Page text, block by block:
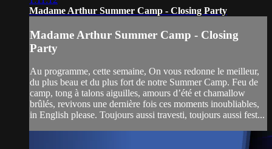
Madame Arthur Summer Camp - Closing Party
Madame Arthur Summer Camp - Closing
Party
Au programme, cette semaine, On vous redonne le meilleur,
du plus beau et du plus fort de notre Summer Camp. Feu de
camp, tong à talons aiguilles, amours d’été et chamallow
brûlés, revivons une dernière fois ces moments inoubliables,
in English please. Toujours aussi travesti, toujours aussi fest...